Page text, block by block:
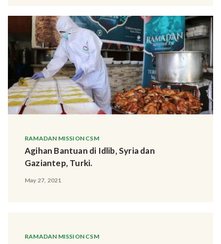
RAMADAN MISSION CSM
Agihan Bantuan di Idlib, Syria dan
Gaziantep, Turki.
May 27, 2021
RAMADAN MISSION CSM